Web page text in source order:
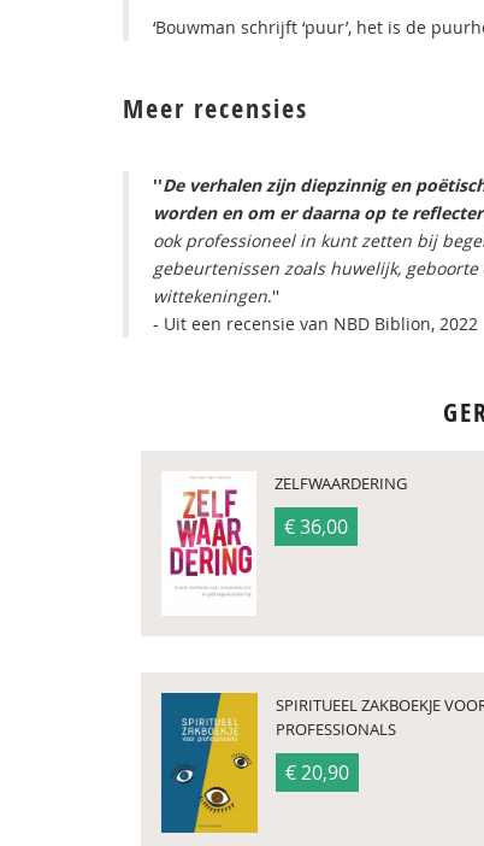
‘Bouwman schrijft ‘puur’, het is de
Meer recensies
''De verhalen zijn diepzinnig en
worden en om er daarna op te
ook professioneel in kunt zetten bij
gebeurtenissen zoals huwelijk,
wittekeningen.''
- Uit een recensie van NBD Biblion, 2022
ZELFWAARDERING
€ 36,00
SPIRITUEEL ZAKBOEKJE
PROFESSIONALS
€ 20,90